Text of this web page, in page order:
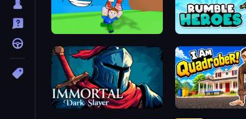
Escape Tsunami for Brainrots! Rumble Heroes
Immortal: Dark Slayer I Am Quadrober!